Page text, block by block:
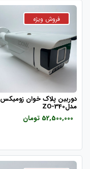
دوربین پلاک خوان زومیکس
مدلZO-340
52,500,000 تومان